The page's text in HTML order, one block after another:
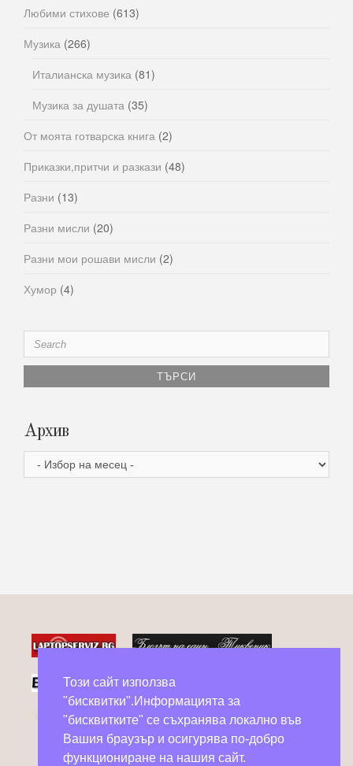
Любими стихове (613)
Музика (266)
Италианска музика (81)
Музика за душата (35)
От моята готварска книга (2)
Приказки,притчи и разкази (48)
Разни (13)
Разни мисли (20)
Разни мои рошави мисли (2)
Хумор (4)
Search
for:
Архив
Архив
Фейсбук групи в помощ на бездомни животни
Този сайт използва
"бисквитки".Информацията за
"бисквитките" се съхранява локално във
Вашия браузър и осигурява по-добро
функциониране на нашия сайт.